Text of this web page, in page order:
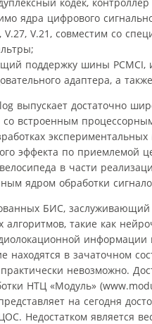
ядра цифрового
V.27, V.21, совместим со
поддержку шины PCMCI,
адаптера, а
выпускает достаточно
встроенным
эффекта по приемлемой
в части
ядром обработки
БИС,
алгоритмов, такие как
информации
находятся в зачаточном
невозможно.
НТЦ «Модуль»
на сегодня
Недостатком является